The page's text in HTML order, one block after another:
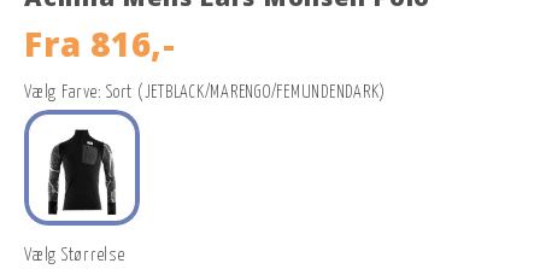
Fra 816,-
Vælg Farve: Sort (JETBLACK/MARENGO/FEMUNDENDARK)
Vælg Størrelse